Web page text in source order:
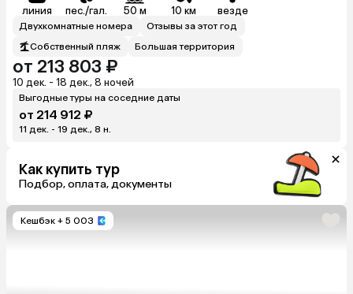
линия пес./гал. 50 м 10 км везде
Двухкомнатные номера
Отзывы за этот год
Собственный пляж
Большая территория
от 213 803 ₽
10 дек. - 18 дек., 8 ночей
Выгодные туры на соседние даты
от 214 912 ₽
11 дек. - 19 дек., 8 н.
Как купить тур
Подбор, оплата, документы
Кешбэк + 5 003